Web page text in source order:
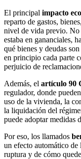
El principal impacto
reparto de gastos,
nivel de vida previo. No
estaba en gananciales,
qué bienes y deudas
en principio cada parte
perjuicio de
Además, el artículo 90
regulador, donde
uso de la vivienda, la
la liquidación del
puede adoptar medidas
Por eso, los llamados
un efecto automático de
ruptura y de cómo